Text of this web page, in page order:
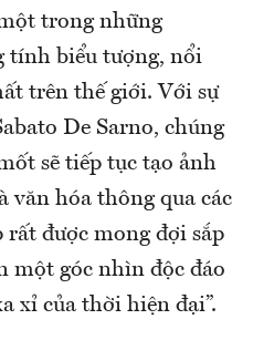
trong những
tính biểu tượng, nổi
trên thế giới. Với sự
De Sarno, chúng
sẽ tiếp tục tạo ảnh
văn hóa thông qua các
rất được mong đợi sắp
một góc nhìn độc đáo
xỉ của thời hiện đại”.